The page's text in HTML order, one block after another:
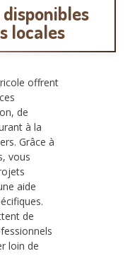
locales
offrent
de
à la
Grâce à
vous
aide
de
loin de